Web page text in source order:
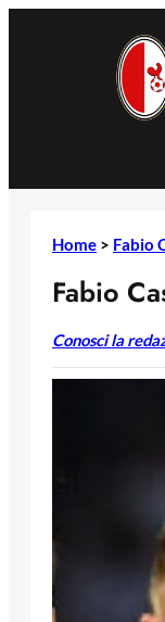
Home > Fabio
Fabio
Conosci la